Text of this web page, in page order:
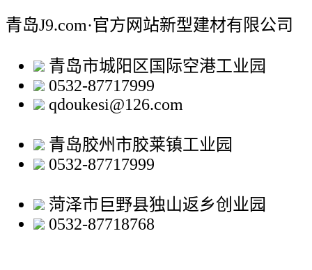
青岛J9.com·官方网站新型建材有限公司
青岛市城阳区国际空港工业园
0532-87717999
qdoukesi@126.com
青岛胶州市胶莱镇工业园
0532-87717999
菏泽市巨野县独山返乡创业园
0532-87718768